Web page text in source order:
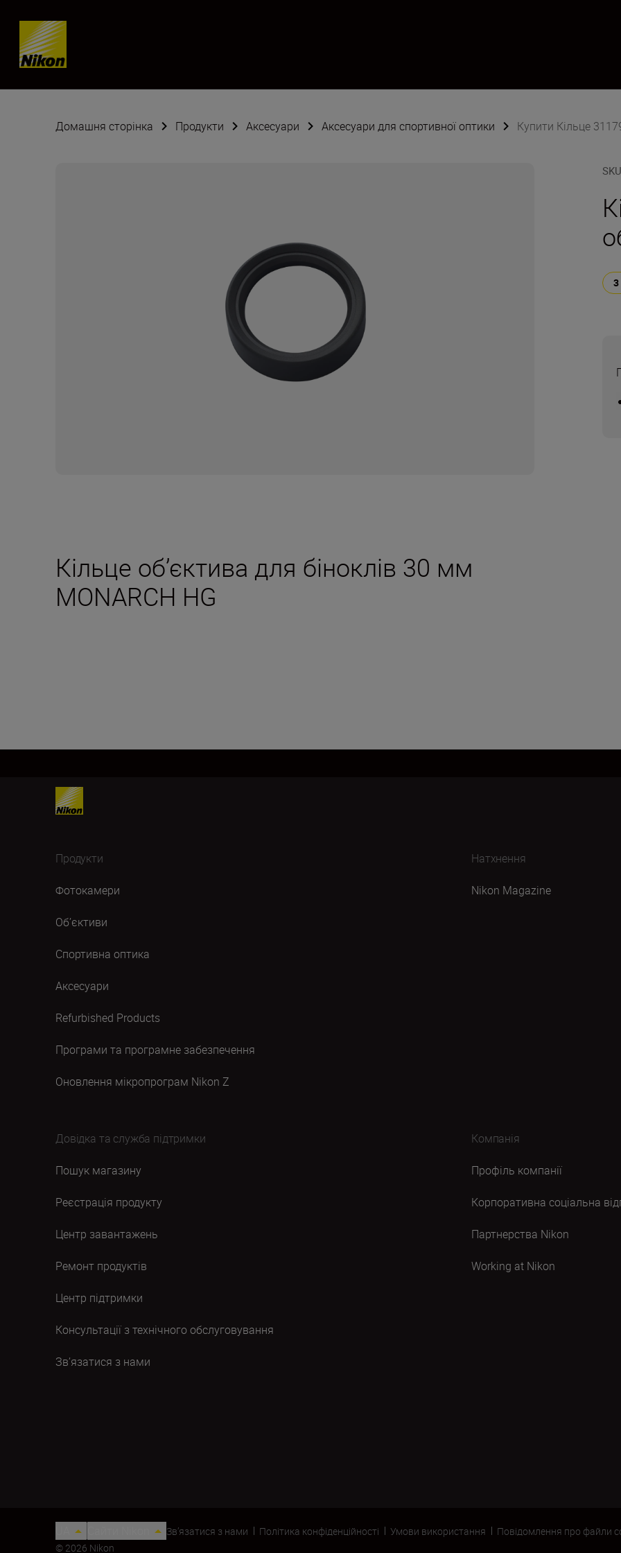
Skip content
Домашня сторінка Продукти Аксесуари Аксесуари для спортивної оптики Купити Кільце
SKU
Кільце об’єктива для біноклів 30 мм
MONARCH HG
Продукти
Фотокамери
Об’єктиви
Спортивна оптика
Аксесуари
Refurbished Products
Програми та програмне забезпечення
Оновлення мікропрограм Nikon Z
Натхнення
Nikon Magazine
Довідка та служба підтримки
Пошук магазину
Реєстрація продукту
Центр завантажень
Ремонт продуктів
Центр підтримки
Консультації з технічного обслуговування
Зв’язатися з нами
Компанія
Профіль компанії
Корпоративна соціальна
Партнерства Nikon
Working at Nikon
Зв’язатися з нами Політика конфіденційності Умови використання Повідомлення про файли
© 2026 Nikon